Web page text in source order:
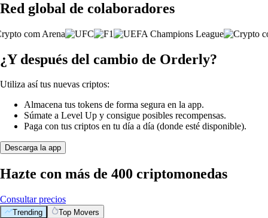
Red global de colaboradores
¿Y después del cambio de Orderly?
Utiliza así tus nuevas criptos:
Almacena tus tokens de forma segura en la app.
Súmate a Level Up y consigue posibles recompensas.
Paga con tus criptos en tu día a día (donde esté disponible).
Descarga la app
Hazte con más de 400 criptomonedas
Consultar precios
Trending Top Movers